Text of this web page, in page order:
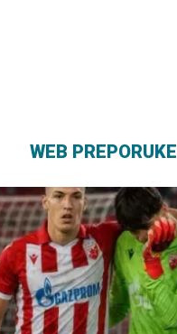
WEB PREPORUKE